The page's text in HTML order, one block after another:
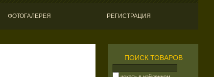
ФОТОГАЛЕРЕЯ РЕГИСТРАЦИЯ
ПОИСК ТОВАРОВ